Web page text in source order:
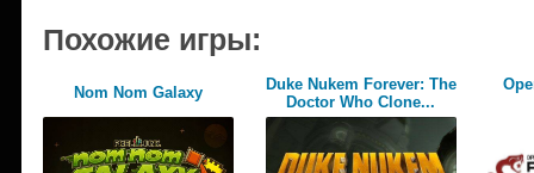
Похожие игры:
Nom Nom Galaxy
Duke Nukem Forever: The
Doctor Who Clone...